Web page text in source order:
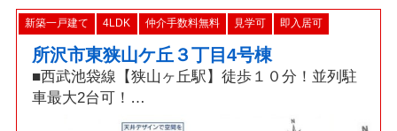
新築一戸建て 4LDK 仲介手数料無料 見学可 即入居可
所沢市東狭山ケ丘３丁目4号棟
■西武池袋線【狭山ヶ丘駅】徒歩１０分！並列駐
車最大2台可！
□折上天井採用19帖LDK・食洗機・浴室乾燥機・